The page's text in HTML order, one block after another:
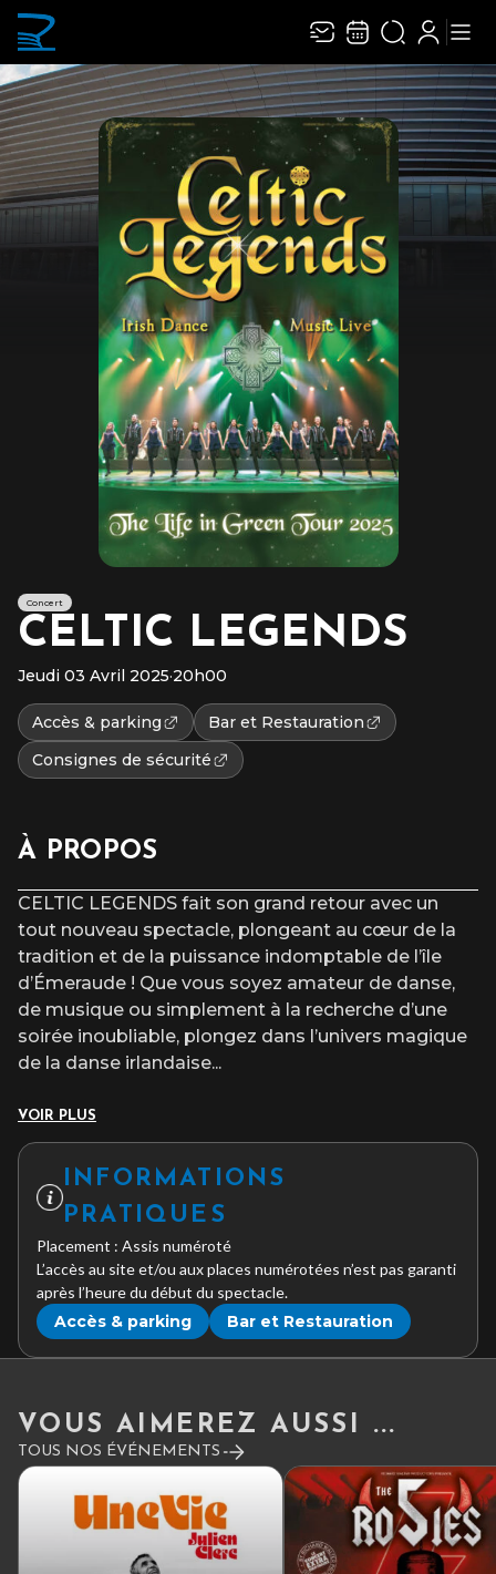
Recevez toute l’actualité en vous abonnant à
notre newsletter :
ENVOYER
Rivaj Group traite votre adresse électronique pour la gestion de votre
abonnement à la newsletter deNarbonne Arena. Vous pouvez retirer votre
consentement à tout moment. Pour en savoir plus, consultez notre
protection des données
Concert
CELTIC LEGENDS
Jeudi 03 Avril 2025·20h00
Accès & parking
Bar et Restauration
Consignes de sécurité
À PROPOS
CELTIC LEGENDS fait son grand retour avec un
tout nouveau spectacle, plongeant au cœur de la
tradition et de la puissance indomptable de l’île
d’Émeraude ! Que vous soyez amateur de danse,
de musique ou simplement à la recherche d’une
soirée inoubliable, plongez dans l’univers magique
de la danse irlandaise...
VOIR PLUS
INFORMATIONS
PRATIQUES
Placement : Assis numéroté
L’accès au site et/ou aux places numérotées n’est pas garanti
après l’heure du début du spectacle.
Accès & parking Bar et Restauration
VOUS AIMEREZ AUSSI ...
TOUS NOS ÉVÉNEMENTS